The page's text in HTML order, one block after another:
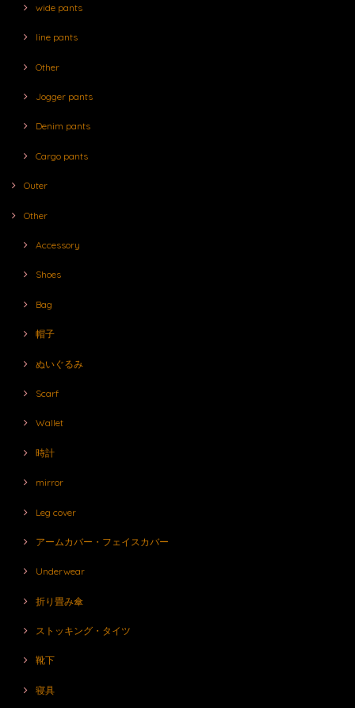
wide pants
line pants
Other
Jogger pants
Denim pants
Cargo pants
Outer
Other
Accessory
Shoes
Bag
帽子
ぬいぐるみ
Scarf
Wallet
時計
mirror
Leg cover
アームカバー・フェイスカバー
Underwear
折り畳み傘
ストッキング・タイツ
靴下
寝具